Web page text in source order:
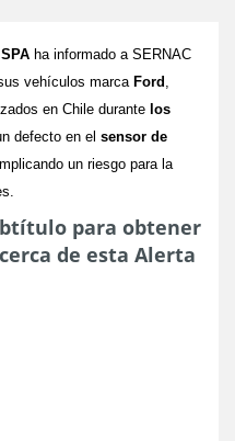
ha informado a SERNAC
vehículos marca Ford
en Chile durante los
defecto en el sensor de
un riesgo para la
para obtener
de esta Alerta